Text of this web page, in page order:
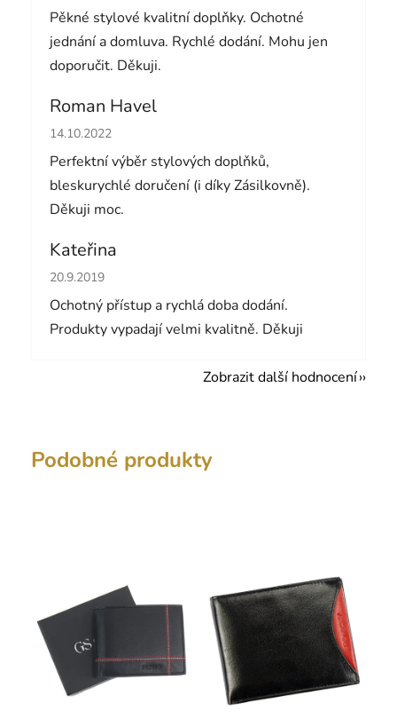
Pěkné stylové kvalitní doplňky. Ochotné
jednání a domluva. Rychlé dodání. Mohu jen
doporučit. Děkuji.
Roman Havel
Hodnocení obchodu je 5 z 5 hvězdiček.
14.10.2022
Perfektní výběr stylových doplňků,
bleskurychlé doručení (i díky Zásilkovně).
Děkuji moc.
Kateřina
Hodnocení obchodu je 5 z 5 hvězdiček.
20.9.2019
Ochotný přístup a rychlá doba dodání.
Produkty vypadají velmi kvalitně. Děkuji
Zobrazit další hodnocení
Podobné produkty